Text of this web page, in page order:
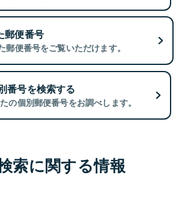
郵便番号
郵便番号をご覧いただけます。
番号を検索する
の個別郵便番号をお調べします。
索に関する情報